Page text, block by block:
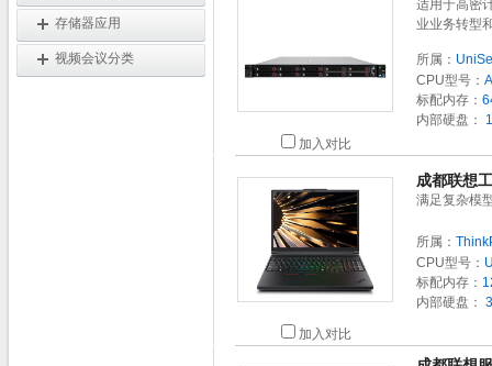
存储器应用
视频会议分类
加入对比
适用于高密
业业务转型
所属：
CPU型号：
标配内存：
内部硬盘：
加入对比
成都联想
满足复杂模
所属：
CPU型号：
标配内存：
内部硬盘：